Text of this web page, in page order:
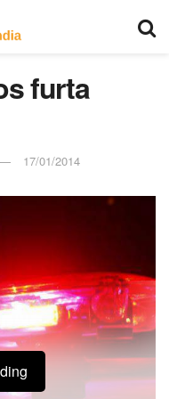
furta
17/01/2014